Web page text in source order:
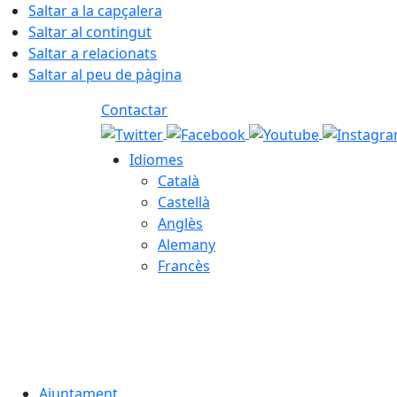
Saltar a la capçalera
Saltar al contingut
Saltar a relacionats
Saltar al peu de pàgina
Contactar
Idiomes
Català
Castellà
Anglès
Alemany
Francès